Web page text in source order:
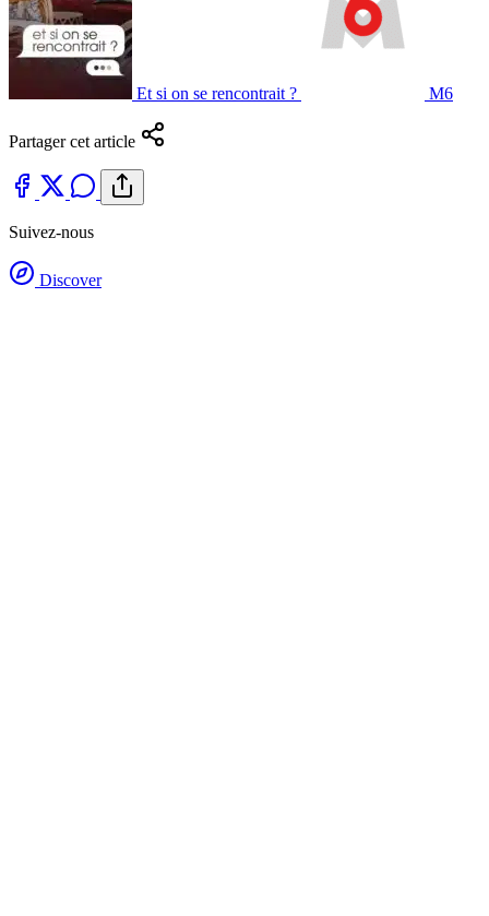
Et si on se rencontrait ? M6
Partager cet article
Suivez-nous
Discover